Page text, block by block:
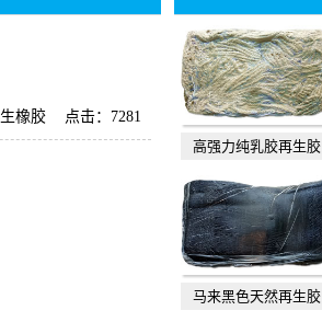
点击：7281
橡胶
高强力纯乳胶再生胶
马来黑色天然再生胶